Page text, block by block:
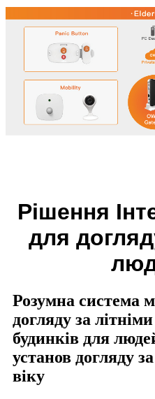
Рішення
для
Розумна система
догляду за
будинків для
установ догляду
віку